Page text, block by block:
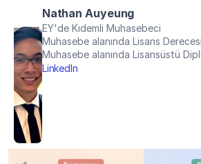
Nathan Auyeung
EY'de Kıdemli Muhasebeci
Muhasebe alanında Lisans
Muhasebe alanında Lisansüstü
LinkedIn